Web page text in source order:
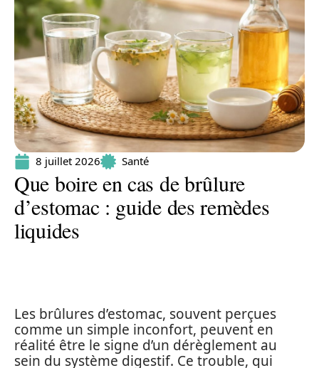
8 juillet 2026 Santé
Que boire en cas de brûlure
d’estomac : guide des remèdes
liquides
Les brûlures d’estomac, souvent perçues
comme un simple inconfort, peuvent en
réalité être le signe d’un dérèglement au
sein du système digestif. Ce trouble, qui